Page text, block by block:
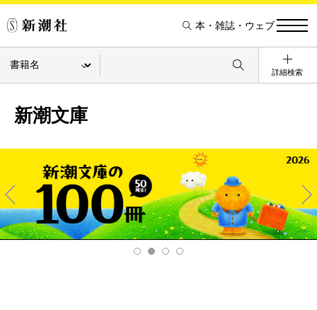
本・雑誌・ウェブ
詳細検索
新潮文庫
Pre
v
Ne
xt